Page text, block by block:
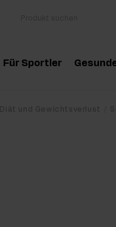
Für Sportler
Diät und Gewichtsverlust